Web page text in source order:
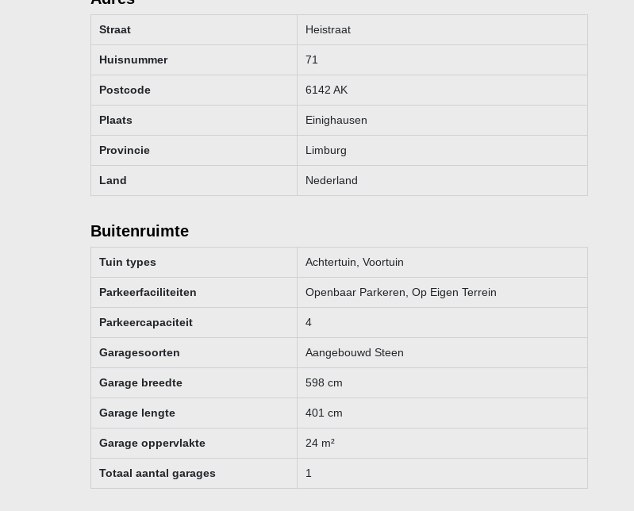
Straat Heistraat
Huisnummer 71
Postcode 6142 AK
Plaats Einighausen
Provincie Limburg
Land Nederland
Buitenruimte
Tuin types Achtertuin, Voortuin
Parkeerfaciliteiten Openbaar Parkeren, Op Eigen Terrein
Parkeercapaciteit 4
Garagesoorten Aangebouwd Steen
Garage breedte 598cm
Garage lengte 401cm
Garage oppervlakte 24 m²
Totaal aantal garages 1